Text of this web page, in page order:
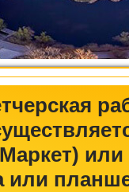
Маркет)
или